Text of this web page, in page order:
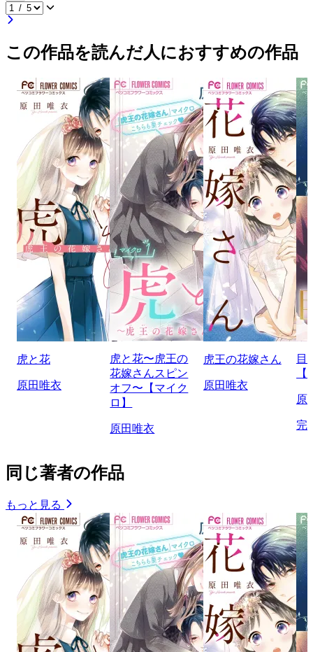
この作品を読んだ人におすすめの作品
虎と花
原田唯衣
虎と花〜虎王の
花嫁さんスピン
オフ〜【マイク
ロ】
原田唯衣
虎王の花嫁さん
原田唯衣
目
原
完
同じ著者の作品
もっと見る